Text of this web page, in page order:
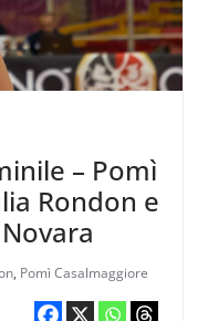
– Pomì
Rondon e
, Pomì Casalmaggiore